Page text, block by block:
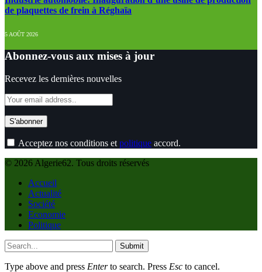
de plaquettes de frein à Réghaïa
5 AOÛT 2026
Abonnez-vous aux mises à jour
Recevez les dernières nouvelles
Acceptez nos conditions et politique accord.
© 2026 Algerie62. Tous droits réservés
Accueil
Actualité
Société
Economie
Politique
Submit
Type above and press Enterto search. Press Esc to cancel.